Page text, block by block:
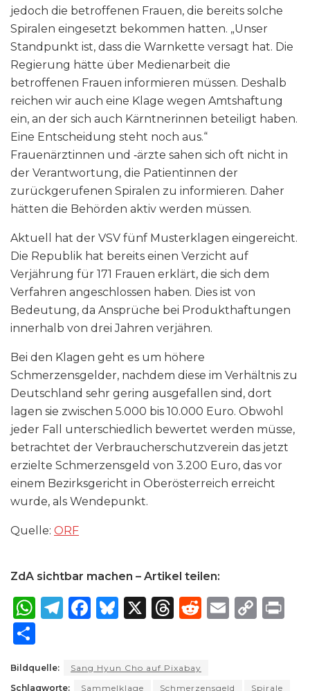
jedoch die betroffenen Frauen, die bereits solche
Spiralen eingesetzt bekommen hatten. „Unser
Standpunkt ist, dass die Warnkette versagt hat. Die
Regierung hätte über Medienarbeit die
betroffenen Frauen informieren müssen. Deshalb
reichen wir auch eine Klage wegen Amtshaftung
ein, an der sich auch Kärntnerinnen beteiligt haben.
Eine Entscheidung steht noch aus.“
Frauenärztinnen und ‑ärzte sahen sich oft nicht in
der Verantwortung, die Patientinnen der
zurückgerufenen Spiralen zu informieren. Daher
hätten die Behörden aktiv werden müssen.
Aktuell hat der VSV fünf Musterklagen eingereicht.
Die Republik hat bereits einen Verzicht auf
Verjährung für 171 Frauen erklärt, die sich dem
Verfahren angeschlossen haben. Dies ist von
Bedeutung, da Ansprüche bei Produkthaftungen
innerhalb von drei Jahren verjähren.
Bei den Klagen geht es um höhere
Schmerzensgelder, nachdem diese im Verhältnis zu
Deutschland sehr gering ausgefallen sind, dort
lagen sie zwischen 5.000 bis 10.000 Euro. Obwohl
jeder Fall unterschiedlich bewertet werden müsse,
betrachtet der Verbraucherschutzverein das jetzt
erzielte Schmerzensgeld von 3.200 Euro, das vor
einem Bezirksgericht in Oberösterreich erreicht
wurde, als Wendepunkt.
Quelle: ORF
ZdA sichtbar machen – Artikel teilen:
W
ts
T
g
F
e
B
s
X
T
a
R
E
C
ar
Bildquelle:
Sang Hyun Cho auf Pixabay
Schlagworte:
Sammelklage Schmerzensgeld Spirale